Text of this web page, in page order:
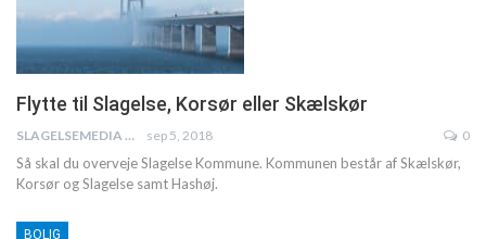
Flytte til Slagelse, Korsør eller Skælskør
SLAGELSEMEDIA sep 5, 2018 0
Så skal du overveje Slagelse Kommune. Kommunen består af Skælskør,
Korsør og Slagelse samt Hashøj.
BOLIG